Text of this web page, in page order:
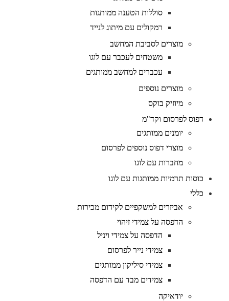
סוללות הטענה ממותגות
רמקולים עם מיתוג לנייד
מוצרים לסביבת המחשב
משטחים לעכבר עם לוגו
עכברים למחשב ממותגים
מוצרים נוספים
מיוזיק בוקס
דפוס לפרסום וקד"מ
יומנים ממותגים
מוצרי דפוס נוספים לפרסום
מחברות עם לוגו
כוסות תרמיות ממותגות עם לוגו
כללי
אביזרים למשקפיים לקידום מכירות
הדפסה על צמידי זיהוי
הדפסה על צמידי ויניל
צמידי נייר לפרסום
צמידי סיליקון ממותגים
צמידים מבד עם הדפסה
יודאיקה